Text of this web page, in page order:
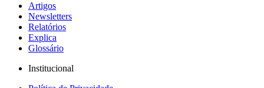
Artigos
Newsletters
Relatórios
Explica
Glossário
Institucional